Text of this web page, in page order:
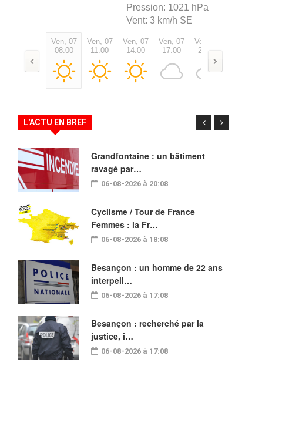
Pression: 1021 hPa
Vent: 3 km/h SE
Ven, 07
08:00
Ven, 07
11:00
Ven, 07
14:00
Ven, 07
17:00
Ven, 07
20:00
L'ACTU EN BREF
Grandfontaine : un bâtiment
ravagé par…
06-08-2026 à 20:08
Cyclisme / Tour de France
Femmes : la Fr…
06-08-2026 à 18:08
Besançon : un homme de 22 ans
interpell…
06-08-2026 à 17:08
Besançon : recherché par la
justice, i…
06-08-2026 à 17:08